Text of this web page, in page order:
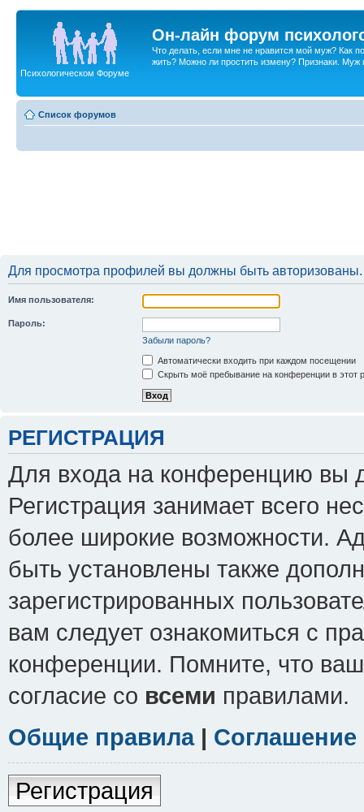
Он-лайн форум
Что делать, если мне не нравится мой муж? Как
жить? Можно ли простить измену? Признаки. Муж
Психологическом Форуме
Список форумов
Для просмотра профилей вы должны быть авторизованы.
Имя пользователя:
Пароль:
Забыли пароль?
Автоматически входить при каждом посещении
Скрыть моё пребывание на конференции в этот
РЕГИСТРАЦИЯ
Для входа на конференцию вы
Регистрация занимает всего
более широкие возможности.
быть установлены также
зарегистрированных
вам следует ознакомиться с
конференции. Помните, что
согласие со всеми правилами.
Общие правила|
Регистрация